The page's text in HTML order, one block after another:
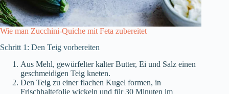
Wie man Zucchini-Quiche mit Feta zubereitet
Schritt 1: Den Teig vorbereiten
Aus Mehl, gewürfelter kalter Butter, Ei und Salz einen
geschmeidigen Teig kneten.
Den Teig zu einer flachen Kugel formen, in
Frischhaltefolie wickeln und für 30 Minuten im